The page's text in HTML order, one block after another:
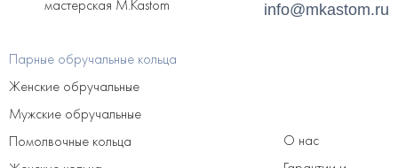
Парные обручальные кольца
Женские обручальные
Мужские обручальные
Помолвочные кольца
О нас
info@mkastom.ru